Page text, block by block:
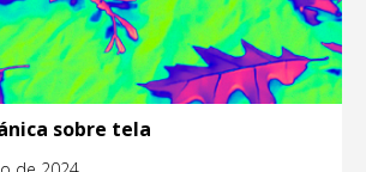
sobre tela